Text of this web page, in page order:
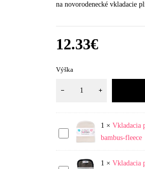
na novorodenecké vkladacie
12.33€
Výška
Vkladacia
plienka
-
novorodenecká
1 ×Vkladacia
bambus-fleece
Vkladacia
1 ×Vkladacia